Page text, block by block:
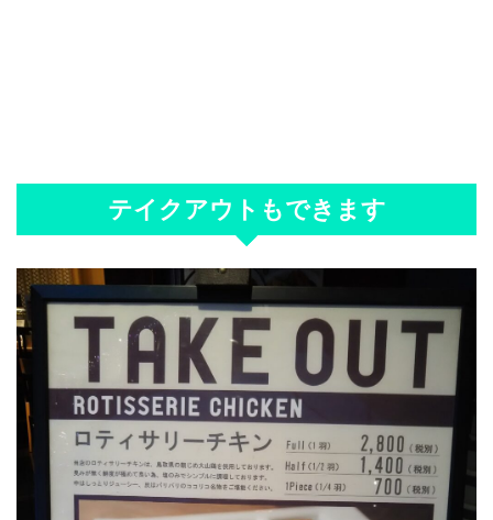
テイクアウトもできます